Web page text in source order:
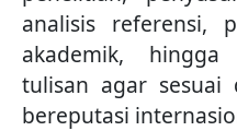
analisis referensi,
akademik,
tulisan agar sesuai
bereputasi